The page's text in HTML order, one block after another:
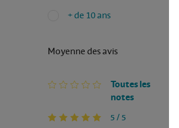
+ de 10 ans
Moyenne des avis
Toutes les
notes
5 / 5